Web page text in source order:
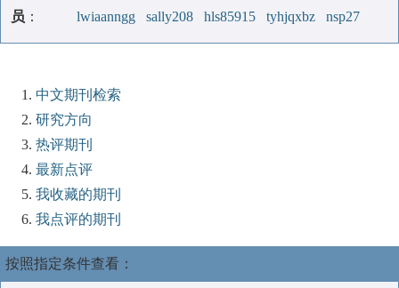
员 ：
lwiaanngg
sally208 hls85915 tyhjqxbz nsp27
中文期刊检索
研究方向
热评期刊
最新点评
我收藏的期刊
我点评的期刊
按照指定条件查看：